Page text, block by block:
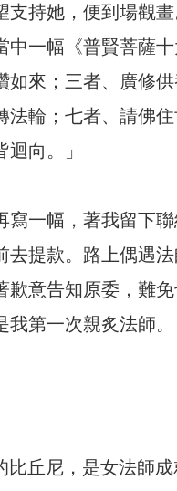
支持她，便到場觀
中一幅《普賢菩薩
來；三者、廣修供
輪；七者、請佛住
向。」
寫一幅，著我留下
提款。路上偶遇法
歉意告知原委，難
第一次親炙法師。